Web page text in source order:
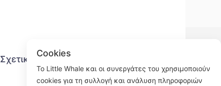
Σχετικά με τον μικρό κιτρινόψαρο
Επικοινωνήστε μαζί μας
Cookies
Το Little Whale και οι συνεργάτες του χρησιμοποιούν
cookies για τη συλλογή και ανάλυση πληροφοριών